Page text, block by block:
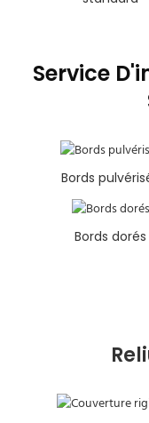
Service
Bords
Bords dorés